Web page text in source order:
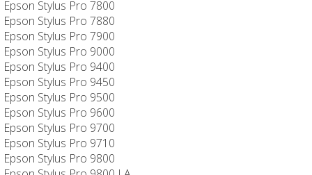
Epson Stylus Pro 7800
Epson Stylus Pro 7880
Epson Stylus Pro 7900
Epson Stylus Pro 9000
Epson Stylus Pro 9400
Epson Stylus Pro 9450
Epson Stylus Pro 9500
Epson Stylus Pro 9600
Epson Stylus Pro 9700
Epson Stylus Pro 9710
Epson Stylus Pro 9800